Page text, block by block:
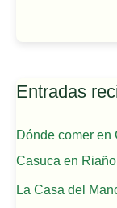
Entradas
Dónde comer en
Casuca en Riaño
La Casa del